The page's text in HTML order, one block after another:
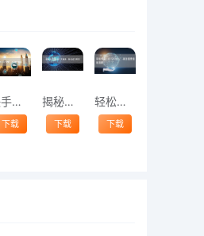
快手涨粉攻略：作品发布秘籍
下载
揭秘抖音涨粉的六大秘诀，轻松成为网红！
下载
轻松俘获小红书粉丝心：高效涨赞涨粉指南
下载